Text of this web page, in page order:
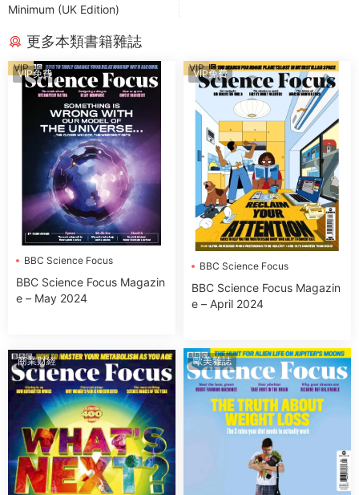
Minimum (UK Edition)
更多本類書籍雜誌
VIP免費
BBC Science Focus
BBC Science Focus Magazin
e – May 2024
VIP VIP免費
BBC Science Focus
BBC Science Focus Magazin
e – April 2024
VIP
商業财經 歐美雜誌